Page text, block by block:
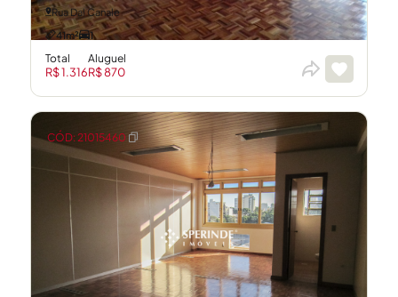
Rua Dal Canale
41m²
1
Total
R$ 1.316
Aluguel
R$ 870
CÓD: 21015460